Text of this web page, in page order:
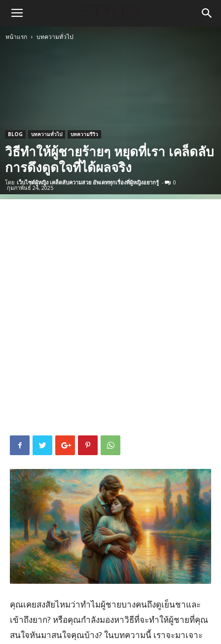
หน้าแรก บทความทั่วไป
BLOG บทความทั่วไป บทความรีวิว
วิธีทำให้ผู้ชายร้ายๆ หยุดที่เรา เคล็ดลับ
การดึงดูดใจที่ได้ผลจริง
โดย เว็บไซต์ผู้หญิง เคล็ดลับความสวย อัพเดททุกเรื่องที่ผู้หญิงอยากรู้ -
กุมภาพันธ์ 24, 2025
0
คุณเคยสงสัยไหมว่าทำไมผู้ชายบางคนถึงดูเย็นชาและ
เข้าถึงยาก? หรือคุณกำลังมองหาวิธีที่จะทำให้ผู้ชายที่คุณ
สนใจหันมาสนใจคุณบ้าง? ในบทความนี้ เราจะมาเจาะ